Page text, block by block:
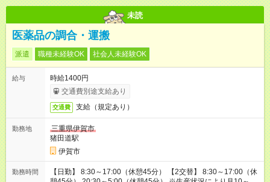
未読
医薬品の調合・運搬
派遣 職種未経験OK 社会人未経験OK
給与
時給1400円
交通費別途支給あり
交通費 支給（規定あり）
勤務地
三重県伊賀市
猪田道駅
伊賀市
勤務時間
【日勤】 8:30～17:00（休憩45分） 【2交替】 8:30～17:00（休